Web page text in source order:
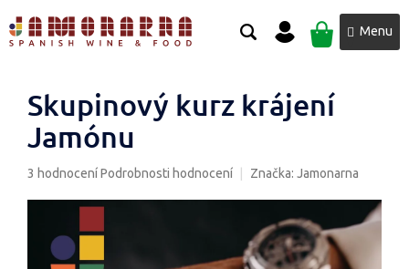
na
obsah
NÁKUPNÍ
KOŠÍK
Skupinový kurz krájení
Jamónu
Průměrné
3 hodnoceníPodrobnosti hodnocení Značka: Jamonarna